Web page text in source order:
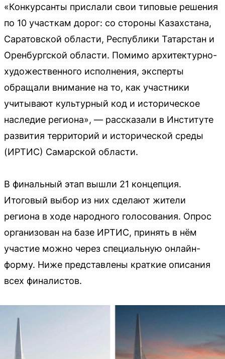
«Конкурсанты прислали свои типовые решения
по 10 участкам дорог: со стороны Казахстана,
Саратовской области, Республики Татарстан и
Оренбургской области. Помимо архитектурно-
художественного исполнения, эксперты
обращали внимание на то, как участники
учитывают культурный код и историческое
наследие региона», — рассказали в Институте
развития территорий и исторической среды
(ИРТИС) Самарской области.
В финальный этап вышли 21 концепция.
Итоговый выбор из них сделают жители
региона в ходе народного голосования. Опрос
организован на базе ИРТИС, принять в нём
участие можно через специальную онлайн-
форму. Ниже представлены краткие описания
всех финалистов.